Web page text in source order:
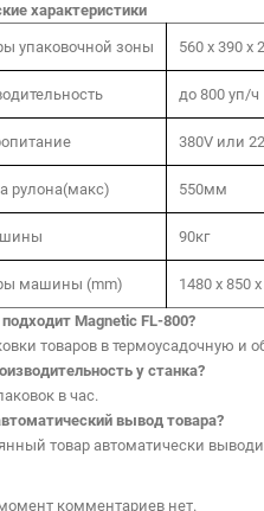
характеристики
упаковочной зоны 560 x 390 x
до 800 уп/ч
380V или
рулона(макс) 550мм
90кг
машины (mm) 1480 х 850
Magnetic FL-800?
товаров в термоусадочную и
у станка?
в час.
вывод товара?
товар автоматически
комментариев нет.